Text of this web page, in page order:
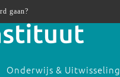
Onderwijs & Uitwisseling
gaan?